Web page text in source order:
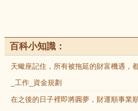
百科小知識：
天蠍座記住，所有被拖延的財富機遇，
_工作_資金規劃
在之後的日子裡即將圓夢，財運順事業